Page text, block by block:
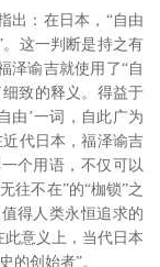
出：在日本，“自由
这一判断是持之有
泽谕吉就使用了“自
致的释义。得益于
由’一词，自此广为
代日本，福泽谕吉
个用语，不仅可以
往不在”的“枷锁”之
得人类永恒追求的
此意义上，当代日本
的创始者”。